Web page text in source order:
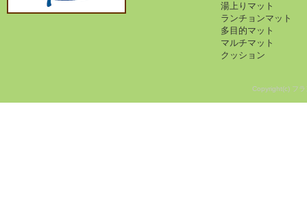
湯上りマット
ランチョンマット
多目的マット
マルチマット
クッション
Copyright(c) フ